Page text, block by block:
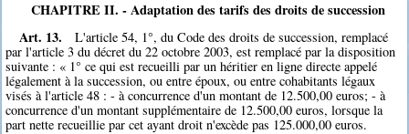
CHAPITRE II. - Adaptation des tarifs des droits de succession
Art. 13.
L'article 54, 1°, du Code des droits de succession, remplacé
par l'article 3 du décret du 22 octobre 2003, est remplacé par la disposition
suivante : « 1° ce qui est recueilli par un héritier en ligne directe appelé
légalement à la succession, ou entre époux, ou entre cohabitants légaux
visés à l'article 48 : - à concurrence d'un montant de 12.500,00 euros; - à
concurrence d'un montant supplémentaire de 12.500,00 euros, lorsque la
part nette recueillie par cet ayant droit n'excède pas 125.000,00 euros.